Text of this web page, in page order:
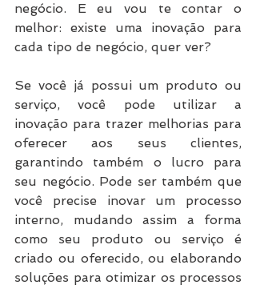
negócio. E eu vou te contar o
melhor: existe uma inovação para
cada tipo de negócio, quer ver?
Se você já possui um produto ou
serviço, você pode utilizar a
inovação para trazer melhorias para
oferecer aos seus clientes,
garantindo também o lucro para
seu negócio. Pode ser também que
você precise inovar um processo
interno, mudando assim a forma
como seu produto ou serviço é
criado ou oferecido, ou elaborando
soluções para otimizar os processos